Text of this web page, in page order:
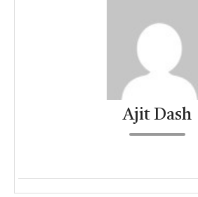
Ajit Dash